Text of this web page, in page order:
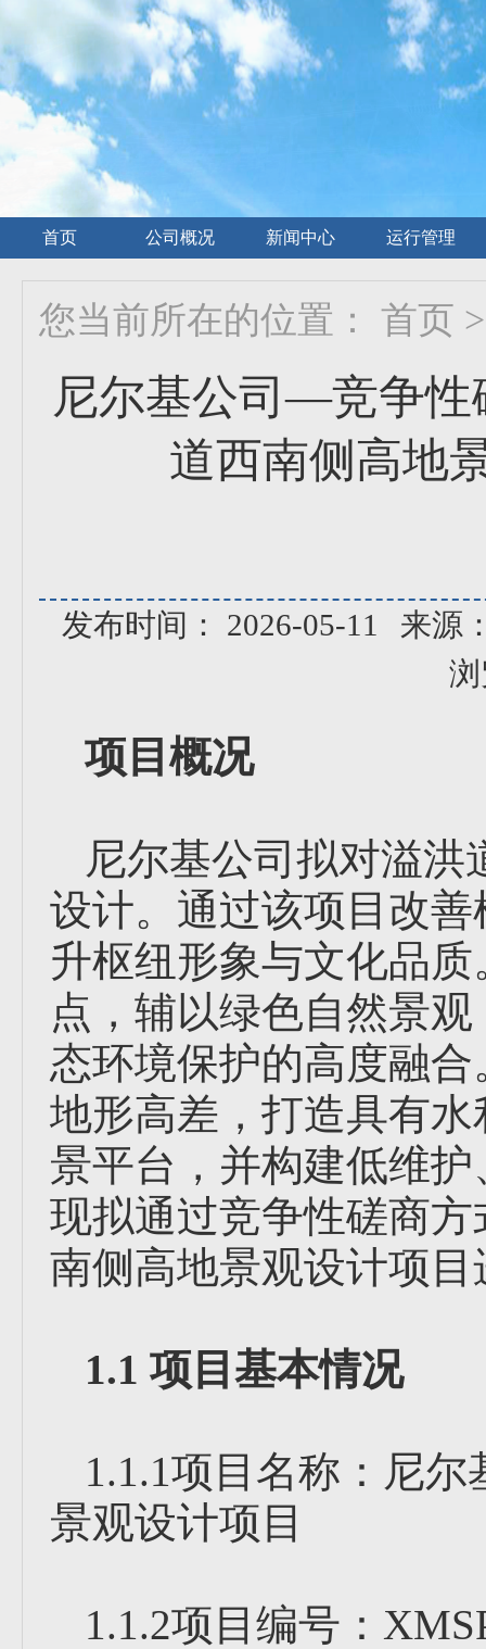
首页 公司概况 新闻中心 运行管理
您当前所在的位置： 首页 >
尼尔基公司—竞争
道西南侧高地
发布时间： 2026-05-11
来源
项目概况
尼尔基公司拟对溢
设计。通过该项目改
升枢纽形象与文化品
点，辅以绿色自然景
态环境保护的高度融
地形高差，打造具有
景平台，并构建低维
现拟通过竞争性磋商
南侧高地景观设计项
1.1 项目基本情况
1.1.1项目名称：尼
景观设计项目
1.1.2项目编号：